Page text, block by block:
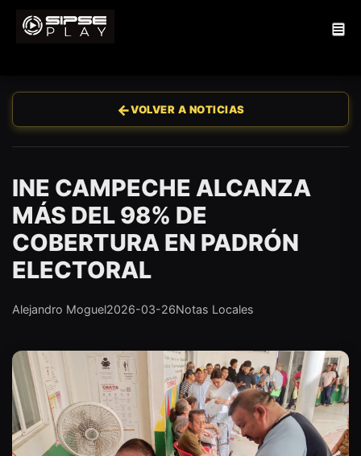
←VOLVER A NOTICIAS
INE CAMPECHE ALCANZA
MÁS DEL 98% DE
COBERTURA EN PADRÓN
ELECTORAL
Alejandro Moguel2026-03-26Notas Locales